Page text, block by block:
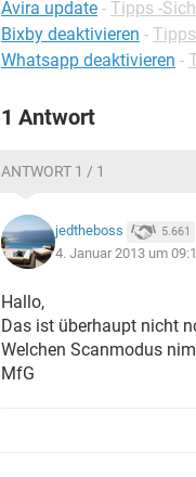
Avira update - Tipps -
Bixby deaktivieren -
Whatsapp deaktivieren -
1 Antwort
ANTWORT 1 / 1
jedtheboss 5.661
4. Januar 2013 um
Hallo,
Das ist überhaupt nicht
Welchen Scanmodus
MfG